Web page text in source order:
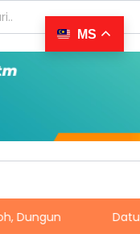
Datuk Seri
MS